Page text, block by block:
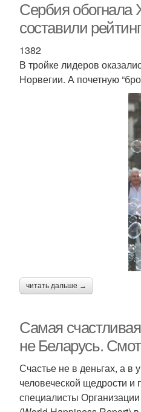
Сербия обогнала
составили
1382
В тройке лидеров
Норвегии. А почетную
читать дальше →
Самая
не Беларусь.
Счастье не в деньгах, а
человеческой щедрости
специалисты